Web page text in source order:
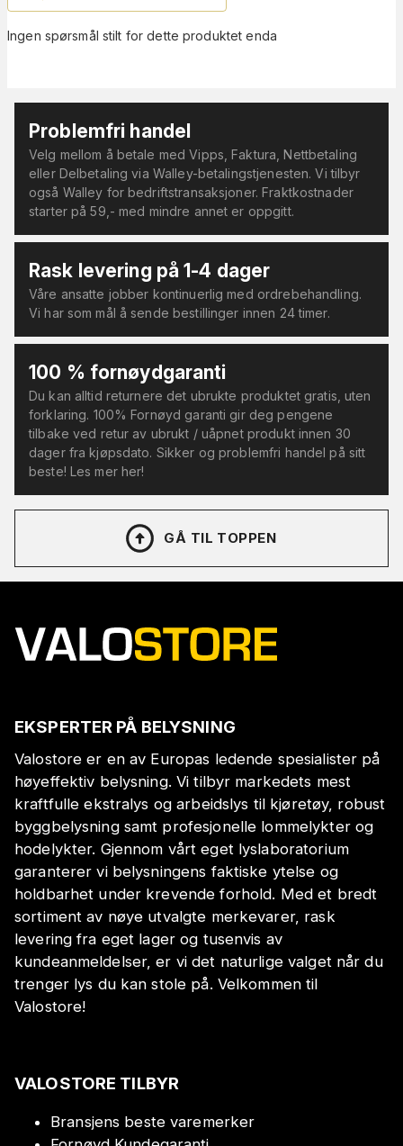
Ingen spørsmål stilt for dette produktet enda
Problemfri handel
Velg mellom å betale med Vipps, Faktura, Nettbetaling
eller Delbetaling via Walley-betalingstjenesten. Vi tilbyr
også Walley for bedriftstransaksjoner. Fraktkostnader
starter på 59,- med mindre annet er oppgitt.
Rask levering på 1-4 dager
Våre ansatte jobber kontinuerlig med ordrebehandling.
Vi har som mål å sende bestillinger innen 24 timer.
100 % fornøydgaranti
Du kan alltid returnere det ubrukte produktet gratis, uten
forklaring. 100% Fornøyd garanti gir deg pengene
tilbake ved retur av ubrukt / uåpnet produkt innen 30
dager fra kjøpsdato. Sikker og problemfri handel på sitt
beste! Les mer her!
GÅ TIL TOPPEN
EKSPERTER PÅ BELYSNING
Valostore er en av Europas ledende spesialister på
høyeffektiv belysning. Vi tilbyr markedets mest
kraftfulle ekstralys og arbeidslys til kjøretøy, robust
byggbelysning samt profesjonelle lommelykter og
hodelykter. Gjennom vårt eget lyslaboratorium
garanterer vi belysningens faktiske ytelse og
holdbarhet under krevende forhold. Med et bredt
sortiment av nøye utvalgte merkevarer, rask
levering fra eget lager og tusenvis av
kundeanmeldelser, er vi det naturlige valget når du
trenger lys du kan stole på. Velkommen til
Valostore!
VALOSTORE TILBYR
Bransjens beste varemerker